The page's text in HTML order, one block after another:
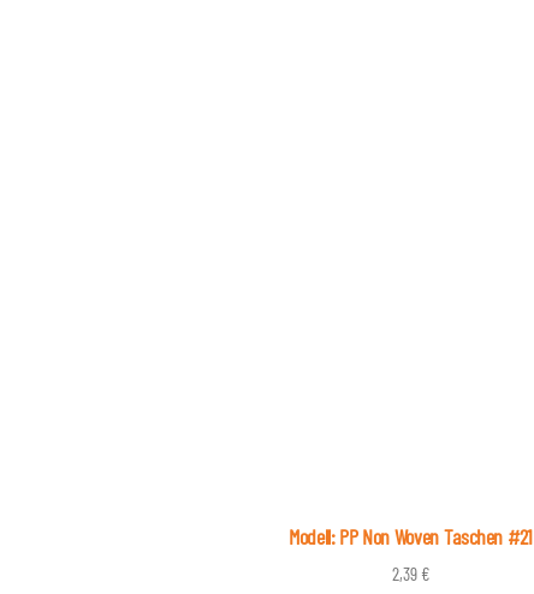
Modell: PP Non Woven Taschen #21
2,39 €